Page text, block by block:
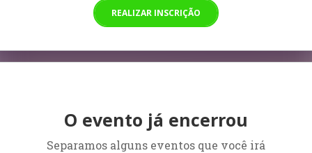
REALIZAR INSCRIÇÃO
O evento já encerrou
Separamos alguns eventos que você irá